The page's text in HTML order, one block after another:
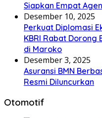
Siapkan Empat
Desember 10, 2025
Perkuat Diplomasi
KBRI Rabat Dorong
di Maroko
Desember 3, 2025
Asuransi BMN
Resmi Diluncurkan
Otomotif